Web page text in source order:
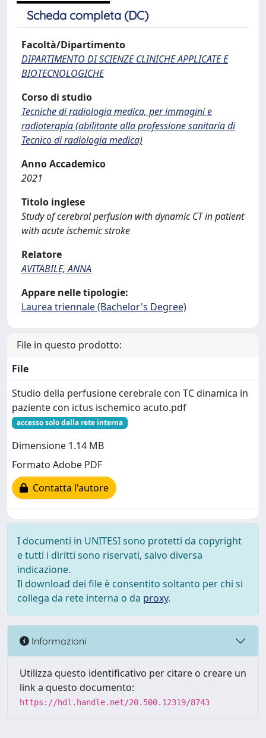
Scheda completa (DC)
Facoltà/Dipartimento
DIPARTIMENTO DI SCIENZE CLINICHE APPLICATE E
BIOTECNOLOGICHE
Corso di studio
Tecniche di radiologia medica, per immagini e
radioterapia (abilitante alla professione sanitaria di
Tecnico di radiologia medica)
Anno Accademico
2021
Titolo inglese
Study of cerebral perfusion with dynamic CT in patient
with acute ischemic stroke
Relatore
AVITABILE, ANNA
Appare nelle tipologie:
Laurea triennale (Bachelor's Degree)
File in questo prodotto:
File
Studio della perfusione cerebrale con TC dinamica in
paziente con ictus ischemico acuto.pdf
accesso solo dalla rete interna
Dimensione 1.14 MB
Formato Adobe PDF
Contatta l'autore
I documenti in UNITESI sono protetti da copyright
e tutti i diritti sono riservati, salvo diversa
indicazione.
Il download dei file è consentito soltanto per chi si
collega da rete interna o da proxy.
Informazioni
Utilizza questo identificativo per citare o creare un
link a questo documento:
https://hdl.handle.net/20.500.12319/8743